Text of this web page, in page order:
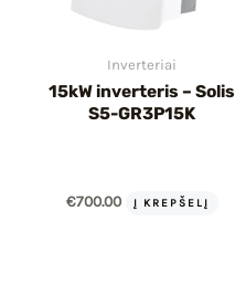
Inverteriai
15kW inverteris – Solis
S5-GR3P15K
€700.00 Į KREPŠELĮ